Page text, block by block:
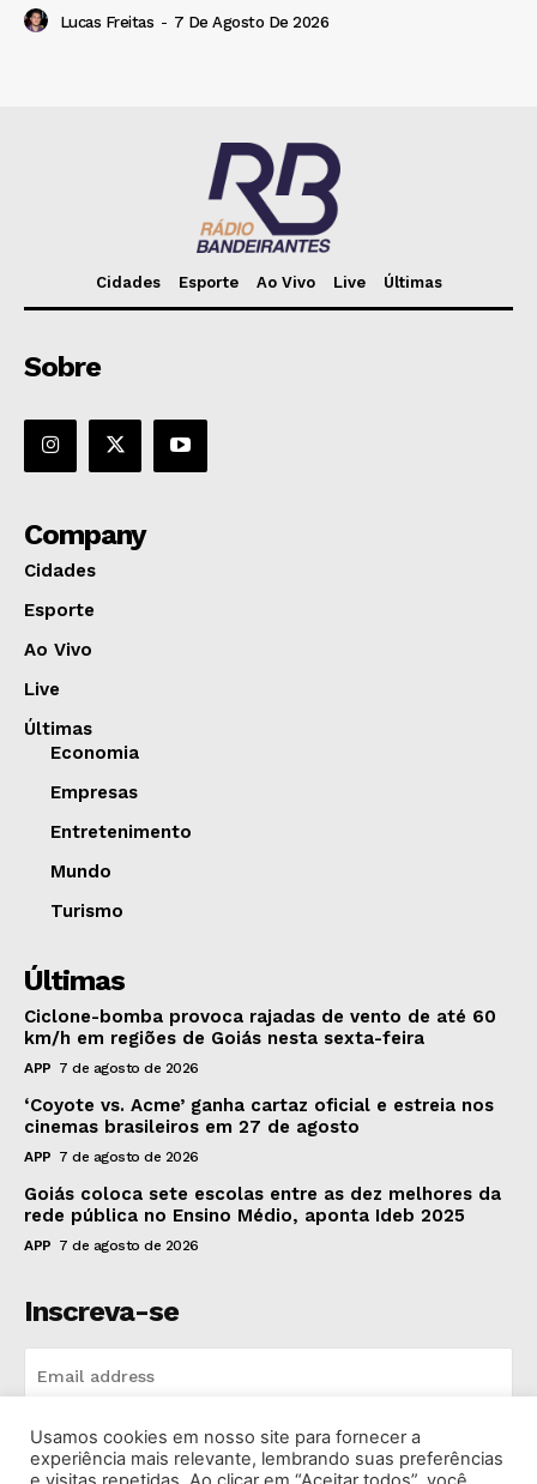
Lucas Freitas - 7 De Agosto De 2026
Cidades Esporte Ao Vivo Live Últimas
Sobre
Company
Cidades
Esporte
Ao Vivo
Live
Últimas
Economia
Empresas
Entretenimento
Mundo
Turismo
Últimas
Ciclone-bomba provoca rajadas de vento de até 60
km/h em regiões de Goiás nesta sexta-feira
APP 7 de agosto de 2026
‘Coyote vs. Acme’ ganha cartaz oficial e estreia nos
cinemas brasileiros em 27 de agosto
APP 7 de agosto de 2026
Goiás coloca sete escolas entre as dez melhores da
rede pública no Ensino Médio, aponta Ideb 2025
APP 7 de agosto de 2026
Inscreva-se
INSCREVA-SE
Usamos cookies em nosso site para fornecer a
experiência mais relevante, lembrando suas preferências